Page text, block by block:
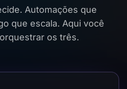
Automações que
que escala. Aqui você
os três.